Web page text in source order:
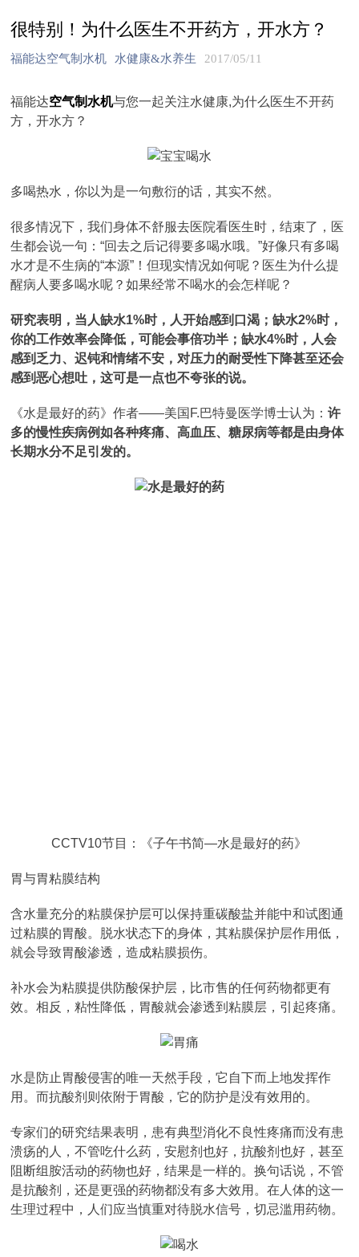
很特别！为什么医生不开药方，开水方？
福能达空气制水机 水健康&水养生 2017/05/11
福能达空气制水机与您一起关注水健康,为什么医生不开药
方，开水方？
多喝热水，你以为是一句敷衍的话，其实不然。
很多情况下，我们身体不舒服去医院看医生时，结束了，医
生都会说一句：“回去之后记得要多喝水哦。”好像只有多喝
水才是不生病的“本源”！但现实情况如何呢？医生为什么提
醒病人要多喝水呢？如果经常不喝水的会怎样呢？
研究表明，当人缺水1%时，人开始感到口渴；缺水2%时，
你的工作效率会降低，可能会事倍功半；缺水4%时，人会
感到乏力、迟钝和情绪不安，对压力的耐受性下降甚至还会
感到恶心想吐，这可是一点也不夸张的说。
《水是最好的药》作者——美国F.巴特曼医学博士认为：许
多的慢性疾病例如各种疼痛、高血压、糖尿病等都是由身体
长期水分不足引发的。
CCTV10节目：《子午书简—水是最好的药》
胃与胃粘膜结构
含水量充分的粘膜保护层可以保持重碳酸盐并能中和试图通
过粘膜的胃酸。脱水状态下的身体，其粘膜保护层作用低，
就会导致胃酸渗透，造成粘膜损伤。
补水会为粘膜提供防酸保护层，比市售的任何药物都更有
效。相反，粘性降低，胃酸就会渗透到粘膜层，引起疼痛。
水是防止胃酸侵害的唯一天然手段，它自下而上地发挥作
用。而抗酸剂则依附于胃酸，它的防护是没有效用的。
专家们的研究结果表明，患有典型消化不良性疼痛而没有患
溃疡的人，不管吃什么药，安慰剂也好，抗酸剂也好，甚至
阻断组胺活动的药物也好，结果是一样的。换句话说，不管
是抗酸剂，还是更强的药物都没有多大效用。在人体的这一
生理过程中，人们应当慎重对待脱水信号，切忌滥用药物。